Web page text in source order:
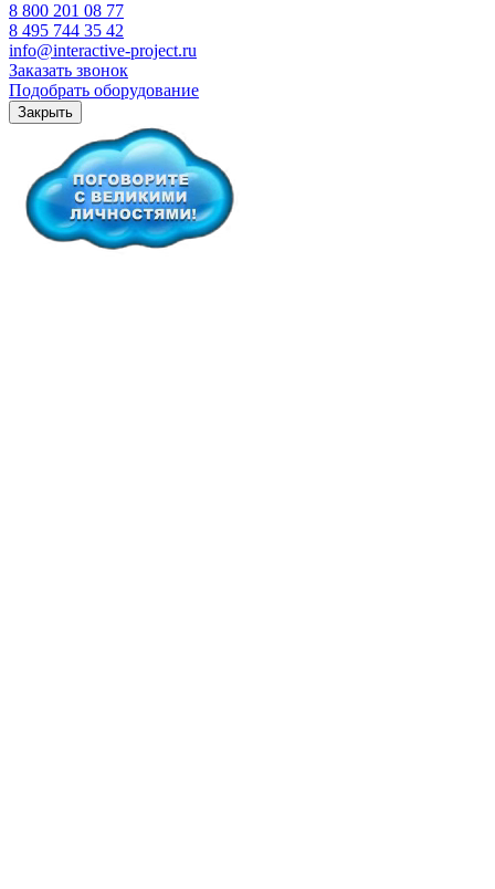
8 800 201 08 77
8 495 744 35 42
info@interactive-project.ru
Заказать звонок
Подобрать оборудование
Закрыть